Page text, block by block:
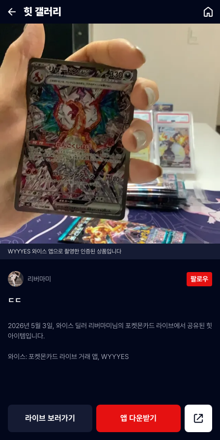
힛 갤러리
WYYYES 와이스 앱으로 촬영한 인증된 상품입니다
리버마미 팔로우
ㄷㄷ
2026년 5월 3일, 와이스 딜러 리버마미님의 포켓몬카드 라이브에서 공유된 힛
아이템입니다.
와이스: 포켓몬카드 라이브 거래 앱, WYYYES
라이브 보러가기 앱 다운받기